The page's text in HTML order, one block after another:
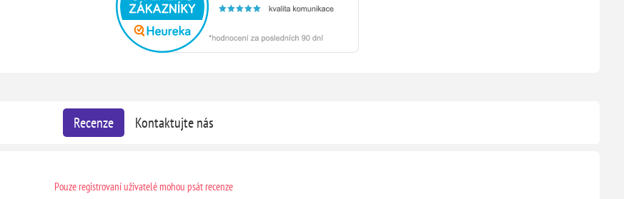
Recenze Kontaktujte nás
Pouze registrovaní uživatelé mohou psát recenze